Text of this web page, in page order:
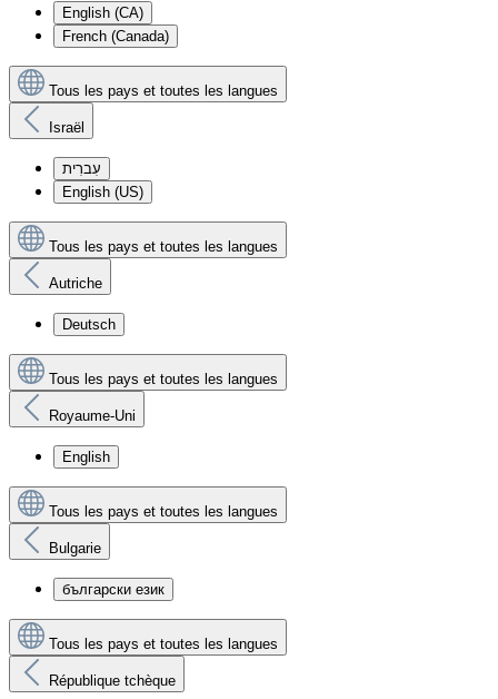
English (CA)
French (Canada)
Tous les pays et toutes les langues
Israël
עִברִית
English (US)
Tous les pays et toutes les langues
Autriche
Deutsch
Tous les pays et toutes les langues
Royaume-Uni
English
Tous les pays et toutes les langues
Bulgarie
български език
Tous les pays et toutes les langues
République tchèque